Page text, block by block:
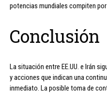
potencias mundiales compiten
Conclusión
La situación entre EE.UU. e Irán
y acciones que indican una
inmediato. La posible toma de